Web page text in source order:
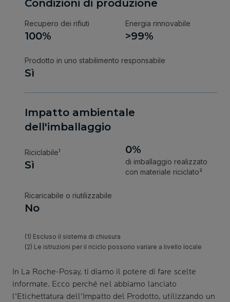
In La Roche-Posay, ti diamo il potere di fare scelte
informate. Ecco perché nel abbiamo lanciato
l'Etichettatura dell'Impatto del Prodotto, utilizzando un